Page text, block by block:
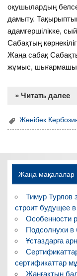
оқушылардың
дамыту. Тақырыптың
адамгершілікке,
Сабақтың
Жаңа сабақ
жұмыс,
» Читать далее
Жәнібек
Жаңа мақалалар
Тимур Турлов
строит будущее
Особенности
Подсолнухи в
Ұстаздарға
сертификаттар
Жаңғақтың